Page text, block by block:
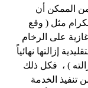
من الممكن أن
مثل ( وقع
على الرخام
إزالتها نهائياً
) ، فكل ذلك
تنفيذ الخدمة